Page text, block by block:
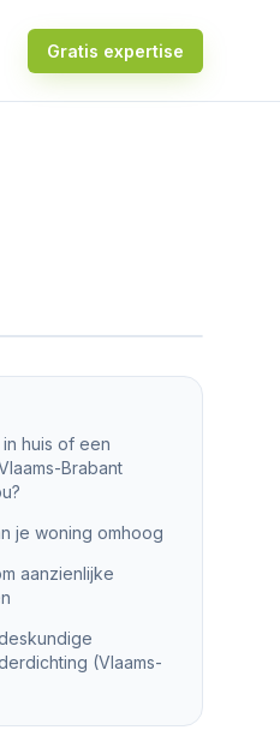
Gratis expertise
huis of een
Brabant
je woning omhoog
aanzienlijke
(Vlaams-